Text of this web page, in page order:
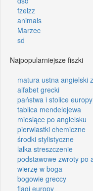
fzelzz
animals
Marzec
sd
Najpopularniejsze fiszki
matura ustna angielski
alfabet grecki
państwa i stolice europy
tablica mendelejewa
miesiące po angielsku
pierwiastki chemiczne
środki stylistyczne
lalka streszczenie
podstawowe zwroty po
wierzę w boga
bogowie greccy
flagi europy